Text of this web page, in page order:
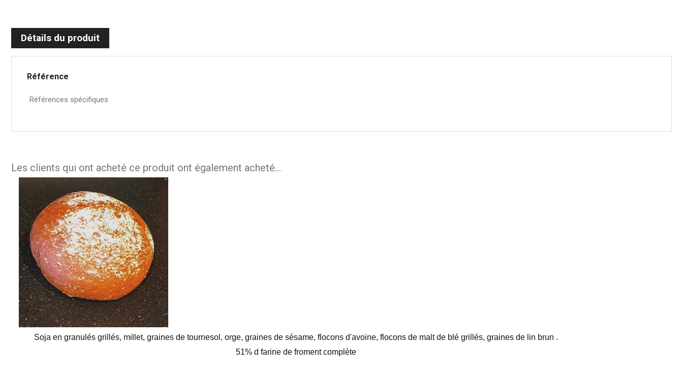
Détails du produit
Référence
Références spécifiques
Les clients qui ont acheté ce produit ont également acheté...
Soja en granulés grillés, millet, graines de tournesol, orge, graines de sésame, flocons d'avoine, flocons de malt de blé grillés, graines de lin brun .
51% d farine de froment complète